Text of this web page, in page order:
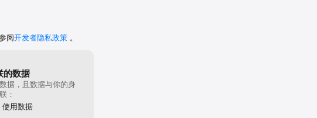
阅开发者隐私政策 。
的数据
据，且数据与你的身
：
使用数据